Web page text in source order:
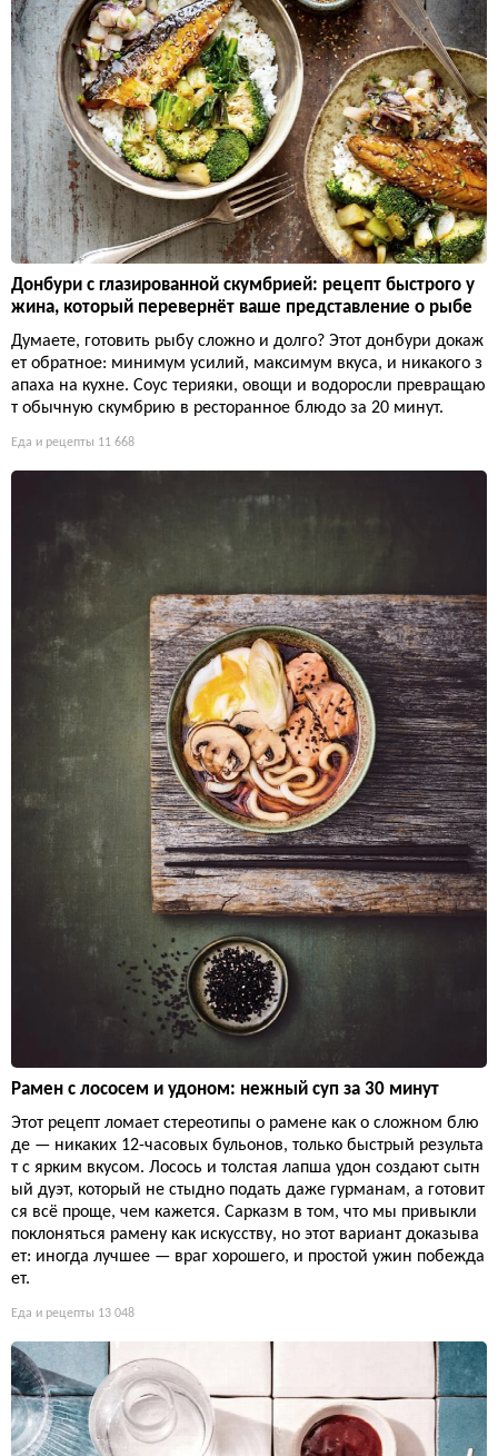
Донбури с глазированной скумбрией: рецепт быстрого у
жина, который перевернёт ваше представление о рыбе
Думаете, готовить рыбу сложно и долго? Этот донбури докаж
ет обратное: минимум усилий, максимум вкуса, и никакого з
апаха на кухне. Соус терияки, овощи и водоросли превращаю
т обычную скумбрию в ресторанное блюдо за 20 минут.
Еда и рецепты 11 668
Рамен с лососем и удоном: нежный суп за 30 минут
Этот рецепт ломает стереотипы о рамене как о сложном блю
де — никаких 12-часовых бульонов, только быстрый результа
т с ярким вкусом. Лосось и толстая лапша удон создают сытн
ый дуэт, который не стыдно подать даже гурманам, а готовит
ся всё проще, чем кажется. Сарказм в том, что мы привыкли
поклоняться рамену как искусству, но этот вариант доказыва
ет: иногда лучшее — враг хорошего, и простой ужин побежда
ет.
Еда и рецепты 13 048